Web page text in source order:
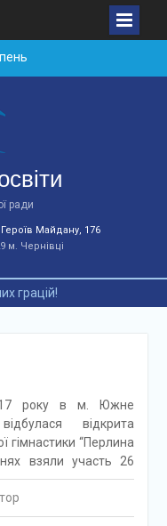
ради
Героїв Майдану, 176
м. Чернівці
грацій!
року в м. Южне
відкрита
гімнастики “Перлина
взяли участь 26